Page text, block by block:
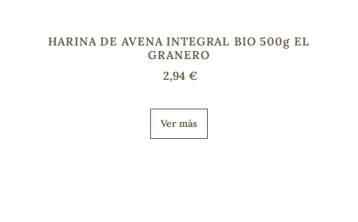
HARINA DE AVENA INTEGRAL BIO 500g EL
GRANERO
2,94 €
Ver más